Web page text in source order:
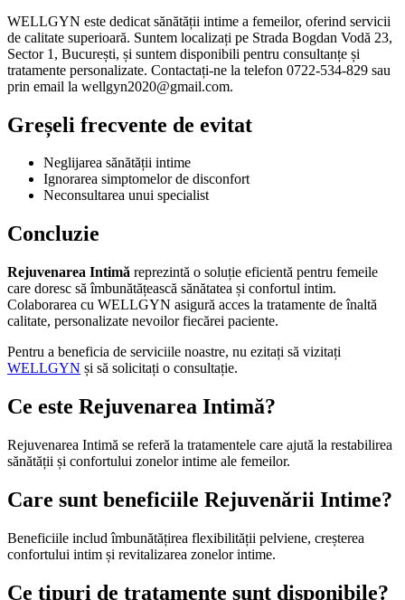
WELLGYN este dedicat sănătății intime a femeilor, oferind servicii
de calitate superioară. Suntem localizați pe Strada Bogdan Vodă 23,
Sector 1, București, și suntem disponibili pentru consultanțe și
tratamente personalizate. Contactați-ne la telefon 0722-534-829 sau
prin email la wellgyn2020@gmail.com.
Greșeli frecvente de evitat
Neglijarea sănătății intime
Ignorarea simptomelor de disconfort
Neconsultarea unui specialist
Concluzie
Rejuvenarea Intimă reprezintă o soluție eficientă pentru femeile
care doresc să îmbunătățească sănătatea și confortul intim.
Colaborarea cu WELLGYN asigură acces la tratamente de înaltă
calitate, personalizate nevoilor fiecărei paciente.
Pentru a beneficia de serviciile noastre, nu ezitați să vizitați
WELLGYN și să solicitați o consultație.
Ce este Rejuvenarea Intimă?
Rejuvenarea Intimă se referă la tratamentele care ajută la restabilirea
sănătății și confortului zonelor intime ale femeilor.
Care sunt beneficiile Rejuvenării Intime?
Beneficiile includ îmbunătățirea flexibilității pelviene, creșterea
confortului intim și revitalizarea zonelor intime.
Ce tipuri de tratamente sunt disponibile?